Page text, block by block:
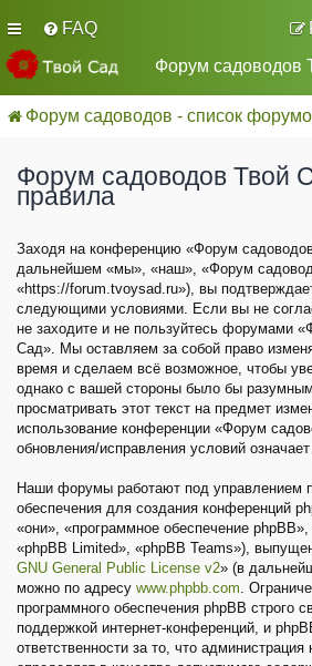
FAQ
Форум садоводов
Форум садоводов - список
Форум садоводов Твой
правила
Заходя на конференцию «Форум
дальнейшем «мы», «наш», «Форум
«https://forum.tvoysad.ru»), вы
следующими условиями. Если вы не
не заходите и не пользуйтесь форумами
Сад». Мы оставляем за собой право
время и сделаем всё возможное, чтобы
однако с вашей стороны было бы
просматривать этот текст на предмет
использование конференции «Форум
обновления/исправления условий
Наши форумы работают под управлением
обеспечения для создания конференций
«они», «программное обеспечение
«phpBB Limited», «phpBB Teams»),
GNU General Public License v2» (в
можно по адресу www.phpbb.com.
программного обеспечения phpBB строго
поддержкой интернет-конференций, и
ответственности за то, что